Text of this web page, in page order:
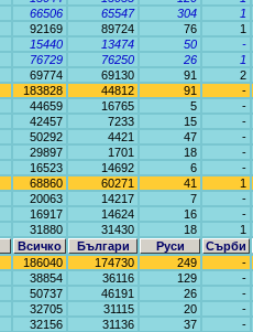
66506 65547 304
1
92169 89724 76
1
15440 13474 50
-
76729 76250 26
1
69774 69130 91
2
183828 44812 91
-
44659 16765 5
-
42457 7233 15
-
50292 4421 47
-
29897 1701 18
-
16523 14692 6
-
68860 60271 41
1
20063 14217 7
-
16917 14624 16
-
31880 31430 18
1
Всичко
Българи Руси
Сърби
186040 174730 249
-
38854 36116 129
-
50737 46191 26
-
32705 31115 20
-
32156 31136 37
-